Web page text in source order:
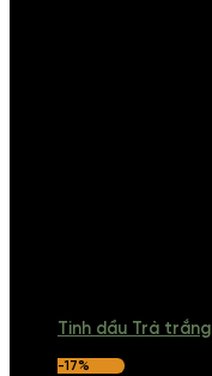
Tinh dầu Trà trắng
-17%